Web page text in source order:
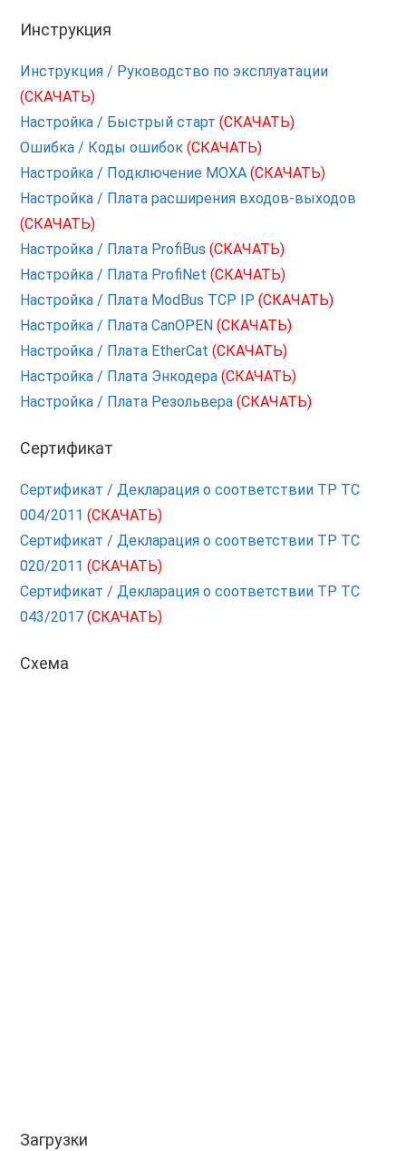
Инструкция
Инструкция / Руководство по эксплуатации
(СКАЧАТЬ)
Настройка / Быстрый старт(СКАЧАТЬ)
Ошибка / Коды ошибок(СКАЧАТЬ)
Настройка / Подключение MOXA(СКАЧАТЬ)
Настройка / Плата расширения входов-выходов
(СКАЧАТЬ)
Настройка / Плата ProfiBus(СКАЧАТЬ)
Настройка / Плата ProfiNet(СКАЧАТЬ)
Настройка / Плата ModBus TCP IP(СКАЧАТЬ)
Настройка / Плата CanOPEN(СКАЧАТЬ)
Настройка / Плата EtherCat(СКАЧАТЬ)
Настройка / Плата Энкодера(СКАЧАТЬ)
Настройка / Плата Резольвера(СКАЧАТЬ)
Сертификат
Сертификат / Декларация о соответствии ТР ТС
004/2011(СКАЧАТЬ)
Сертификат / Декларация о соответствии ТР ТС
020/2011(СКАЧАТЬ)
Сертификат / Декларация о соответствии ТР ТС
043/2017(СКАЧАТЬ)
Схема
Загрузки